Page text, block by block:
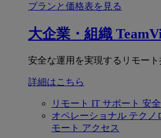
プランと価格表を見る
大企業・組織
安全な運用を実現するリモート
詳細はこちら
リモート IT サポート 安
オペレーショナル テクノ
モート アクセス